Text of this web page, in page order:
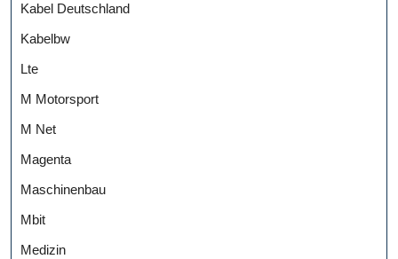
Kabel Deutschland
Kabelbw
Lte
M Motorsport
M Net
Magenta
Maschinenbau
Mbit
Medizin